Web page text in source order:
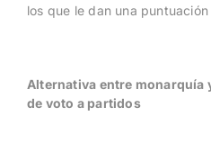
los que le dan una
Alternativa entre monarquía
de voto a partidos